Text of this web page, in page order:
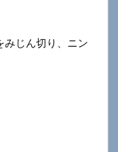
みじん切り、ニン